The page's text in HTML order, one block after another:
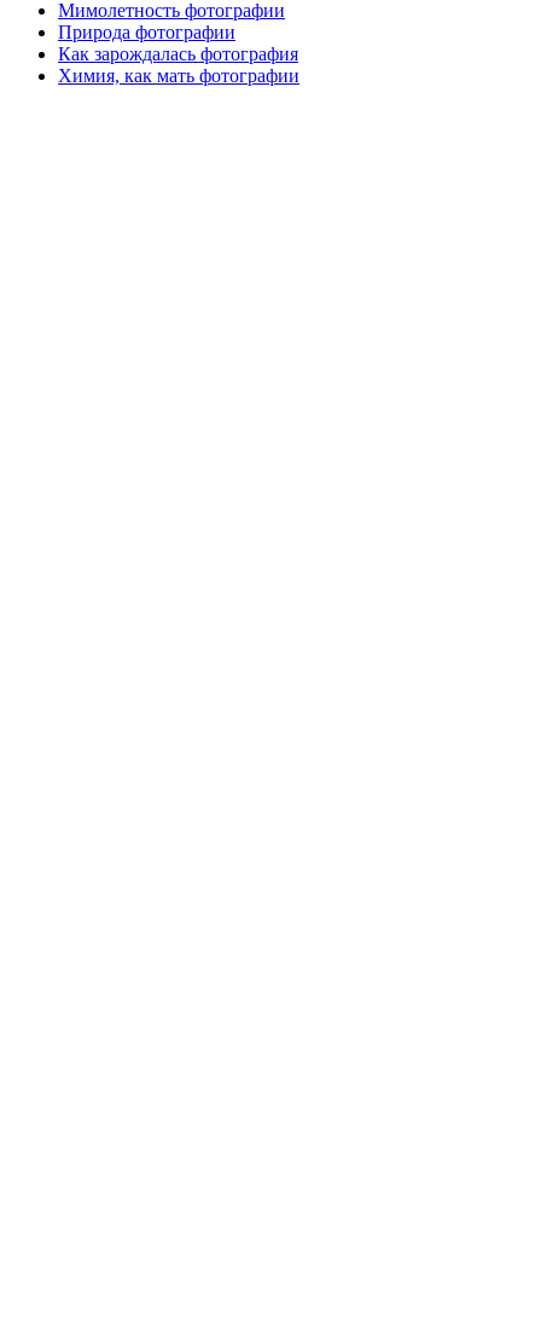
Мимолетность фотографии
Природа фотографии
Как зарождалась фотография
Химия, как мать фотографии